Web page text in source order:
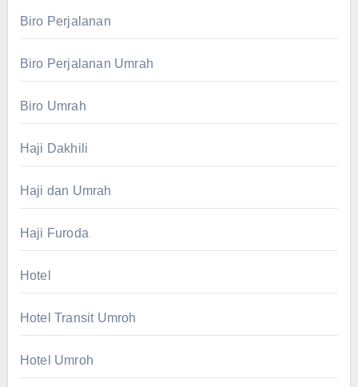
Biro Perjalanan
Biro Perjalanan Umrah
Biro Umrah
Haji Dakhili
Haji dan Umrah
Haji Furoda
Hotel
Hotel Transit Umroh
Hotel Umroh